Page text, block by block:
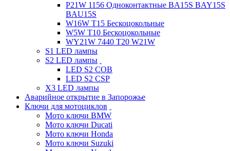
P21W 1156 Одноконтактные BA15S BAY15S
BAU15S
W16W T15 Бескоцокольные
W5W T10 Бескоцокольные
WY21W 7440 T20 W21W
S1 LED лампы
S2 LED лампы
LED S2 COB
LED S2 CSP
X3 LED лампы
Аварийное открытие в Запорожье
Ключи для мотоциклов
Мото ключи BMW
Мото ключи Ducati
Мото ключи Honda
Мото ключи Suzuki